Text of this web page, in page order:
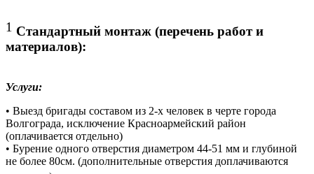
1 Стандартный монтаж (перечень работ и
материалов):
Услуги:
• Выезд бригады составом из 2-х человек в черте города
Волгограда, исключение Красноармейский район
(оплачивается отдельно)
• Бурение одного отверстия диаметром 44-51 мм и глубиной
не более 80см. (дополнительные отверстия доплачиваются